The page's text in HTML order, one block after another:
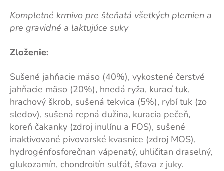
Kompletné krmivo pre šteňatá všetkých plemien a
pre gravidné a laktujúce suky
Zloženie:
Sušené jahňacie mäso (40%), vykostené čerstvé
jahňacie mäso (20%), hnedá ryža, kurací tuk,
hrachový škrob, sušená tekvica (5%), rybí tuk (zo
sleďov), sušená repná dužina, kuracia pečeň,
koreň čakanky (zdroj inulínu a FOS), sušené
inaktivované pivovarské kvasnice (zdroj MOS),
hydrogénfosforečnan vápenatý, uhličitan draselný,
glukozamín, chondroitín sulfát, šťava z juky.